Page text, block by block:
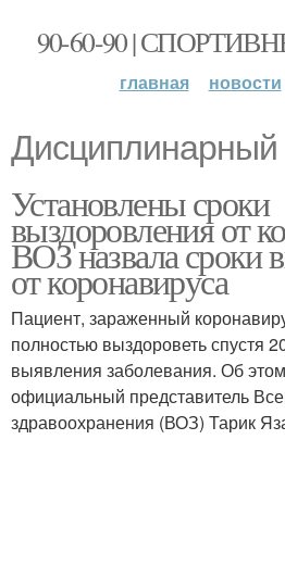
90-60-90 |
главная новости
Дисциплинарный
Установлены сроки
выздоровления от
ВОЗ назвала сроки
от коронавируса
Пациент, зараженный
полностью выздороветь спустя
выявления заболевания. Об
официальный представитель
здравоохранения (ВОЗ) Тарик